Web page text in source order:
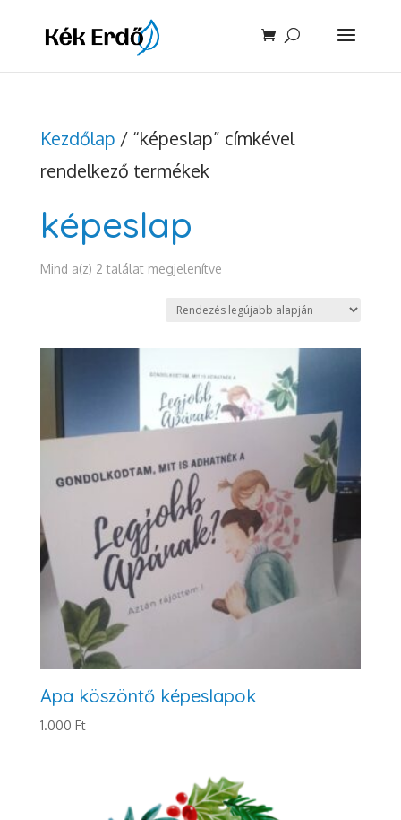
Kezdőlap / “képeslap” címkével
rendelkező termékek
képeslap
Mind a(z) 2 találat megjelenítveSorted
Apa köszöntő képeslapok
1.000 Ft